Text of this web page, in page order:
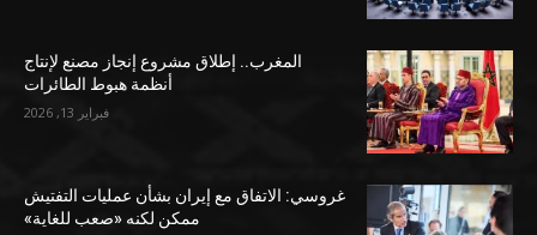
المغرب.. إطلاق مشروع إنجاز مصنع لإنتاج
أنظمة هبوط الطائرات
فبراير 13, 2026
غروسي: الاتفاق مع إيران بشأن عمليات التفتيش
ممكن لكنه «صعب للغاية»